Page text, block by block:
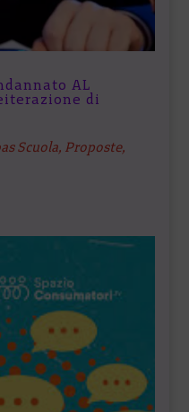
AL
di
Scuola, Proposte,